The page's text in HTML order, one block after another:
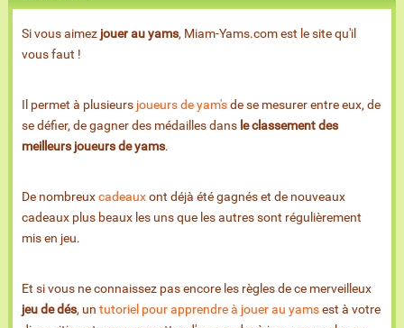
Si vous aimez jouer au yams, Miam-Yams.com est le site qu'il
vous faut !
Il permet à plusieurs joueurs de yam'sde se mesurer entre eux, de
se défier, de gagner des médailles dans le classement des
meilleurs joueurs de yams.
De nombreuxcadeauxont déjà été gagnés et de nouveaux
cadeaux plus beaux les uns que les autres sont régulièrement
mis en jeu.
Et si vous ne connaissez pas encore les règles de ce merveilleux
jeu de dés, un tutoriel pour apprendre à jouer au yamsest à votre